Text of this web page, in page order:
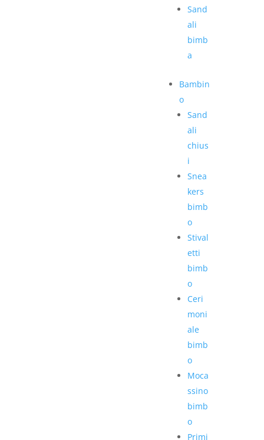
Sand
ali
bimb
a
Bambin
o
Sand
ali
chius
i
Snea
kers
bimb
o
Stival
etti
bimb
o
Ceri
moni
ale
bimb
o
Moca
ssino
bimb
o
Primi